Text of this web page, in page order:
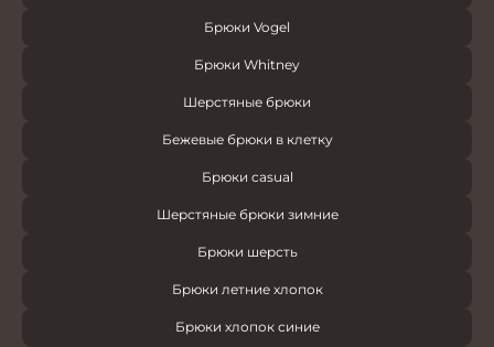
Брюки Vogel
Брюки Whitney
Шерстяные брюки
Бежевые брюки в клетку
Брюки casual
Шерстяные брюки зимние
Брюки шерсть
Брюки летние хлопок
Брюки хлопок синие